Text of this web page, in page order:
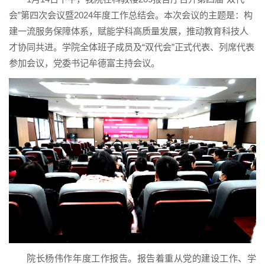
会”第四次会议暨2024年度工作总结会。本次会议的主题是：构
建一流服务保障体系，赋能学科高质量发展，推动教育科技人
才协同共进。学院全体班子成员及“双代会”正式代表、列席代表
参加会议，党委书记牟德富主持会议。
院长杨伟作年度工作报告。报告着重从党的建设工作、学